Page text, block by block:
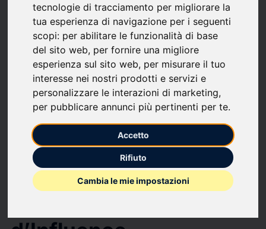
tecnologie di tracciamento per migliorare la
tua esperienza di navigazione per i seguenti
scopi: per abilitare le funzionalità di base
del sito web, per fornire una migliore
esperienza sul sito web, per misurare il tuo
interesse nei nostri prodotti e servizi e
personalizzare le interazioni di marketing,
per pubblicare annunci più pertinenti per te.
Accetto
Rifiuto
Cambia le mie impostazioni
contenu, ce n’est pas un hasard. Les vidéos retiennent
l’attention, divertissent et marquent les esprits.
Qui ne s’est jamais retrouvé à errer sur Instagram depuis plus
d’une demi-heure alors que la vidéo de départ ne durait que 5
Dans cet article, je vous explique pourquoi les vidéos sont si
efficaces dans le marketing d’influence, comment les intégrer
dans votre stratégie et quelles sont les meilleures pratiques à
suivre.
1. L’Impact des Vidéos